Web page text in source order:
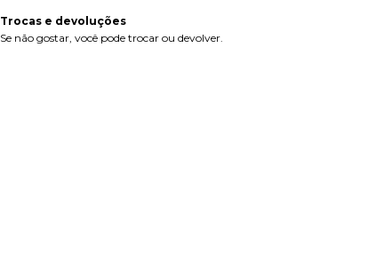
Trocas e devoluções
Se não gostar, você pode trocar ou devolver.